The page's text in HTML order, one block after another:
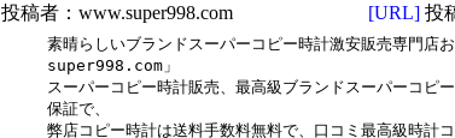
投稿者：www.super998.com
[URL] 投
素晴らしいブランドスーパーコピー時計激安販売専門店
super998.com」
スーパーコピー時計販売、最高級ブランドスーパーコピ
保証で、
弊店コピー時計は送料手数料無料で、口コミ最高級時計